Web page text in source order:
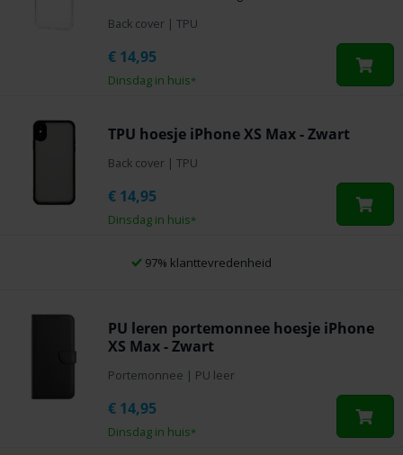
Back cover | TPU
Dinsdag in huis*
€ 14,95
TPU hoesje iPhone XS Max - Zwart
Back cover | TPU
Dinsdag in huis*
€ 14,95
PU leren portemonnee hoesje iPhone
XS Max - Zwart
Portemonnee | PU leer
Dinsdag in huis*
€ 14,95
97% klanttevredenheid